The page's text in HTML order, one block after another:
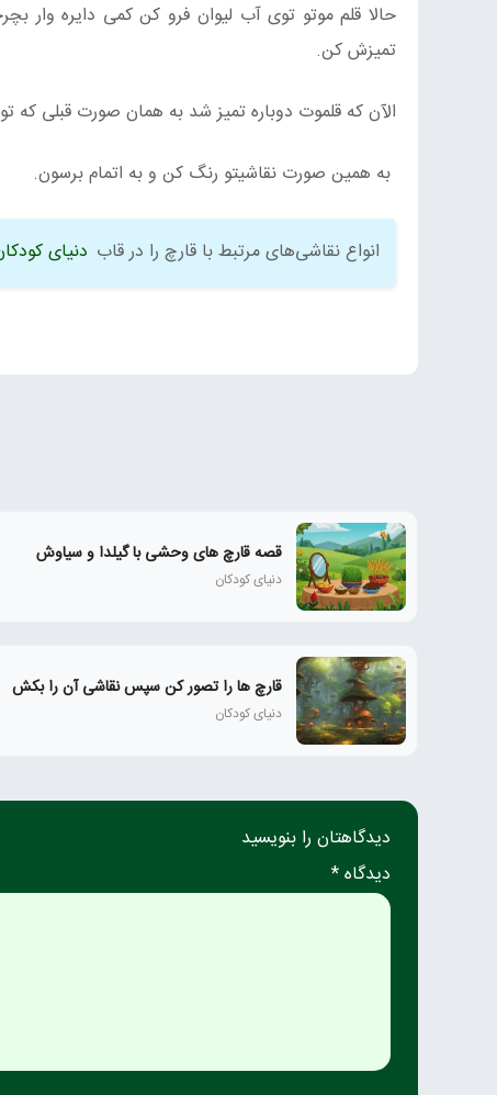
حالا قلم موتو توی آب لیوان فرو کن کمی دایره وار
تمیزش کن.
الآن که قلموت دوباره تمیز شد به همان صورت قبلی
به همین صورت نقاشیتو رنگ کن و به اتمام برسون.
انواع نقاشی‌های مرتبط با قارچ را در قاب دنیای
قصه قارچ های وحشی با گیلدا و سیاوش
دنیای کودکان
قارچ ها را تصور کن سپس نقاشی آن را بکش
دنیای کودکان
دیدگاهتان را بنویسید
دیدگاه *